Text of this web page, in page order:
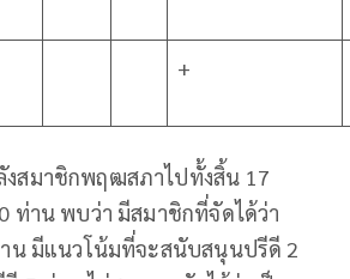
+
สมาชิกพฤฒสภาไปทั้งสิ้น 17
ท่าน พบว่า มีสมาชิกที่จัดได้ว่า
น มีแนวโน้มที่จะสนับสนุนปรีดี 2